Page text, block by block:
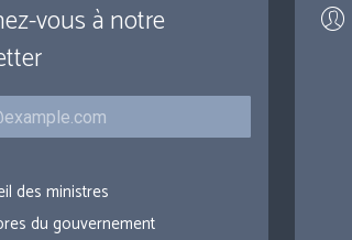
vous à notre
des ministres
du gouvernement